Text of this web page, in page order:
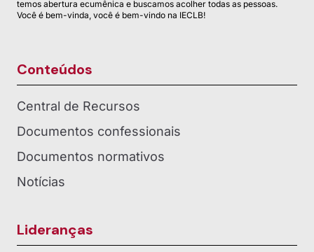
temos abertura ecumênica e buscamos acolher todas as pessoas.
Você é bem-vinda, você é bem-vindo na IECLB!
Conteúdos
Central de Recursos
Documentos confessionais
Documentos normativos
Notícias
Lideranças